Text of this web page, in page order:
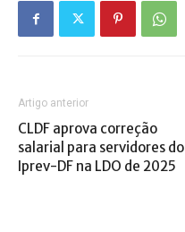
Artigo anterior
CLDF aprova correção
salarial para servidores do
Iprev-DF na LDO de 2025